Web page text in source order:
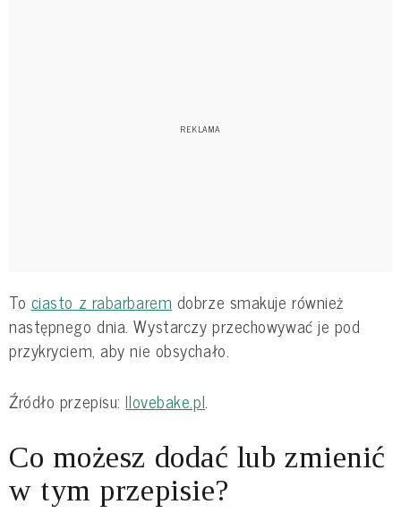
To ciasto z rabarbarem dobrze smakuje również
następnego dnia. Wystarczy przechowywać je pod
przykryciem, aby nie obsychało.
Źródło przepisu:Ilovebake.pl.
Co możesz dodać lub zmienić
w tym przepisie?